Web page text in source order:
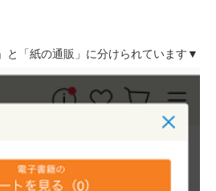
と「紙の通販」に分けられています▼